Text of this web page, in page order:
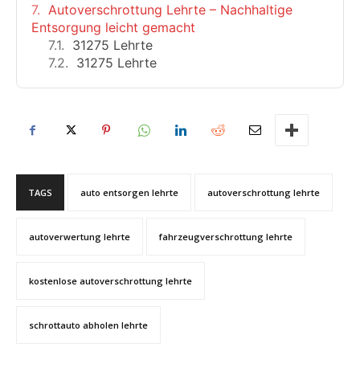
Autoverschrottung Lehrte – Nachhaltige
Entsorgung leicht gemacht
31275 Lehrte
31275 Lehrte
TAGS auto entsorgen lehrte autoverschrottung lehrte
autoverwertung lehrte fahrzeugverschrottung lehrte
kostenlose autoverschrottung lehrte
schrottauto abholen lehrte